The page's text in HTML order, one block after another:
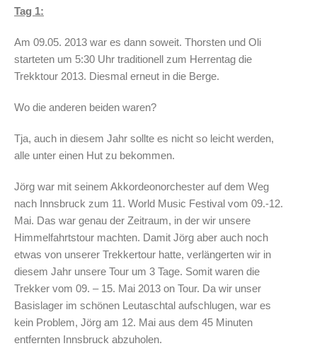
Tag 1:
Am 09.05. 2013 war es dann soweit. Thorsten und Oli
starteten um 5:30 Uhr traditionell zum Herrentag die
Trekktour 2013. Diesmal erneut in die Berge.
Wo die anderen beiden waren?
Tja, auch in diesem Jahr sollte es nicht so leicht werden,
alle unter einen Hut zu bekommen.
Jörg war mit seinem Akkordeonorchester auf dem Weg
nach Innsbruck zum 11. World Music Festival vom 09.-12.
Mai. Das war genau der Zeitraum, in der wir unsere
Himmelfahrtstour machten. Damit Jörg aber auch noch
etwas von unserer Trekkertour hatte, verlängerten wir in
diesem Jahr unsere Tour um 3 Tage. Somit waren die
Trekker vom 09. – 15. Mai 2013 on Tour. Da wir unser
Basislager im schönen Leutaschtal aufschlugen, war es
kein Problem, Jörg am 12. Mai aus dem 45 Minuten
entfernten Innsbruck abzuholen.